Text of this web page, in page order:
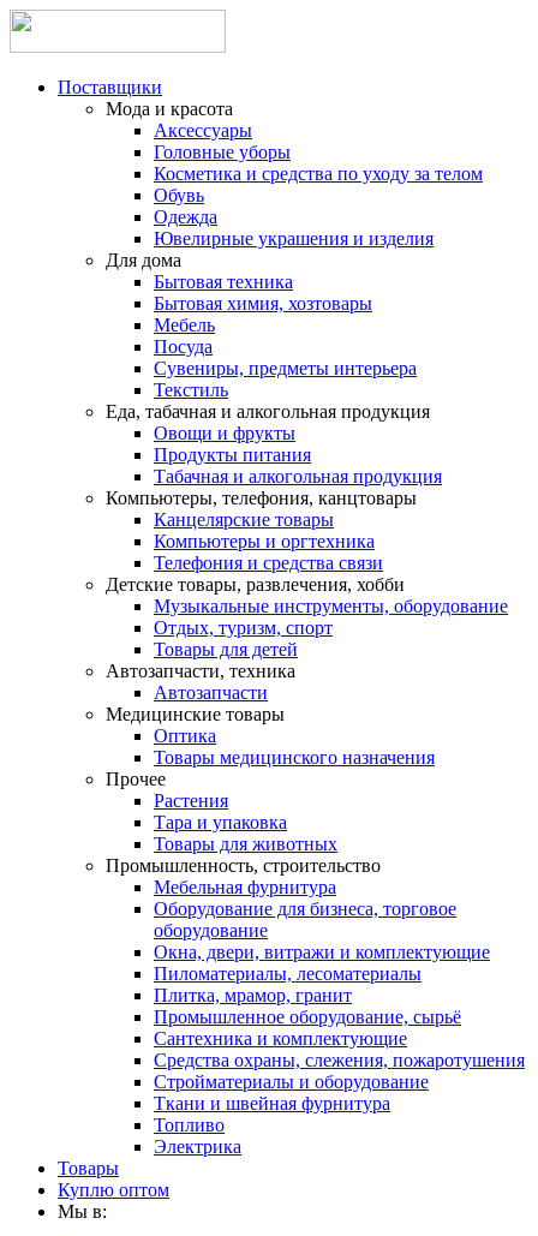
Поставщики
Мода и красота
Аксессуары
Головные уборы
Косметика и средства по уходу за телом
Обувь
Одежда
Ювелирные украшения и изделия
Для дома
Бытовая техника
Бытовая химия, хозтовары
Мебель
Посуда
Сувениры, предметы интерьера
Текстиль
Еда, табачная и алкогольная продукция
Овощи и фрукты
Продукты питания
Табачная и алкогольная продукция
Компьютеры, телефония, канцтовары
Канцелярские товары
Компьютеры и оргтехника
Телефония и средства связи
Детские товары, развлечения, хобби
Музыкальные инструменты, оборудование
Отдых, туризм, спорт
Товары для детей
Автозапчасти, техника
Автозапчасти
Медицинские товары
Оптика
Товары медицинского назначения
Прочее
Растения
Тара и упаковка
Товары для животных
Промышленность, строительство
Мебельная фурнитура
Оборудование для бизнеса, торговое
оборудование
Окна, двери, витражи и комплектующие
Пиломатериалы, лесоматериалы
Плитка, мрамор, гранит
Промышленное оборудование, сырьё
Сантехника и комплектующие
Средства охраны, слежения, пожаротушения
Стройматериалы и оборудование
Ткани и швейная фурнитура
Топливо
Электрика
Товары
Куплю оптом
Мы в: